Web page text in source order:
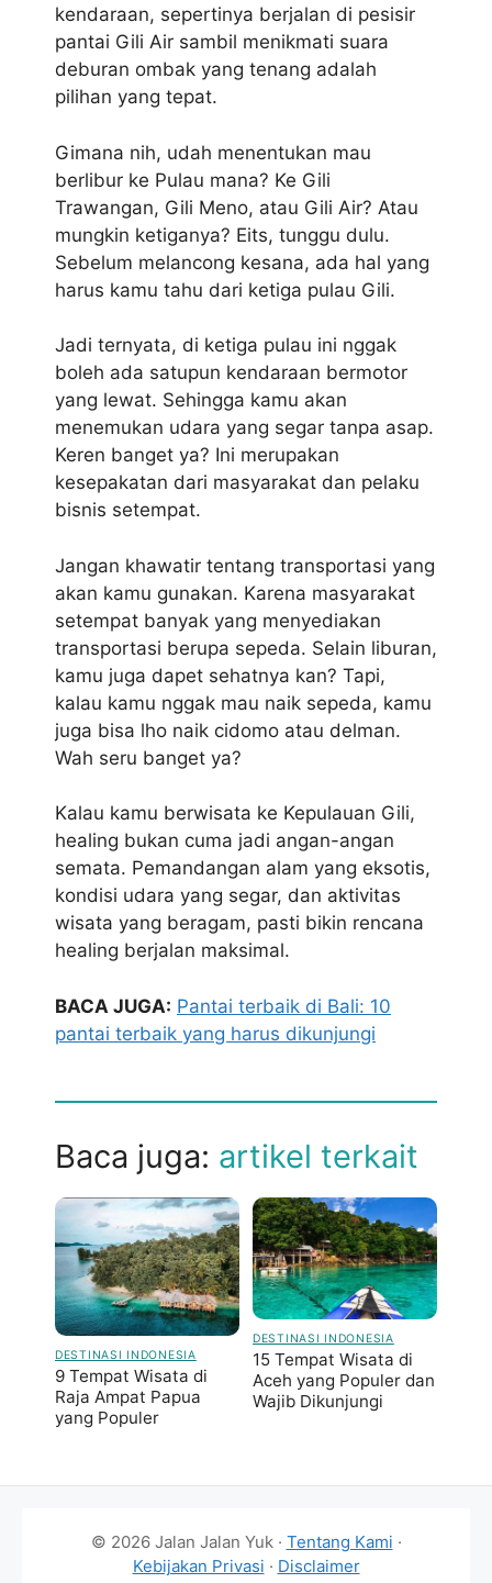
kendaraan, sepertinya berjalan di pesisir
pantai Gili Air sambil menikmati suara
deburan ombak yang tenang adalah
pilihan yang tepat.
Gimana nih, udah menentukan mau
berlibur ke Pulau mana? Ke Gili
Trawangan, Gili Meno, atau Gili Air? Atau
mungkin ketiganya? Eits, tunggu dulu.
Sebelum melancong kesana, ada hal yang
harus kamu tahu dari ketiga pulau Gili.
Jadi ternyata, di ketiga pulau ini nggak
boleh ada satupun kendaraan bermotor
yang lewat. Sehingga kamu akan
menemukan udara yang segar tanpa asap.
Keren banget ya? Ini merupakan
kesepakatan dari masyarakat dan pelaku
bisnis setempat.
Jangan khawatir tentang transportasi yang
akan kamu gunakan. Karena masyarakat
setempat banyak yang menyediakan
transportasi berupa sepeda. Selain liburan,
kamu juga dapet sehatnya kan? Tapi,
kalau kamu nggak mau naik sepeda, kamu
juga bisa lho naik cidomo atau delman.
Wah seru banget ya?
Kalau kamu berwisata ke Kepulauan Gili,
healing bukan cuma jadi angan-angan
semata. Pemandangan alam yang eksotis,
kondisi udara yang segar, dan aktivitas
wisata yang beragam, pasti bikin rencana
healing berjalan maksimal.
BACA JUGA: Pantai terbaik di Bali: 10
pantai terbaik yang harus dikunjungi
Baca juga: artikel terkait
DESTINASI INDONESIA
9 Tempat Wisata di
Raja Ampat Papua
yang Populer
DESTINASI INDONESIA
15 Tempat Wisata di
Aceh yang Populer dan
Wajib Dikunjungi
© 2026 Jalan Jalan Yuk · Tentang Kami ·
Kebijakan Privasi · Disclaimer